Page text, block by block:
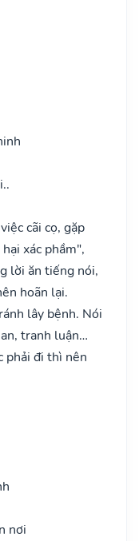
cãi cọ, gặp
xác phầm",
lời ăn tiếng nói,
hoãn lại.
lây bệnh. Nói
tranh luận…
phải đi thì nên
nơi